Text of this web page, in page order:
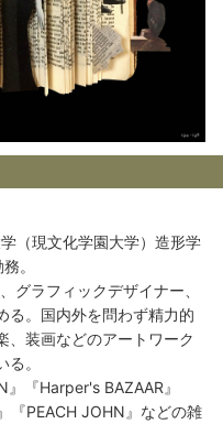
（現文化学園大学）造形学
。
グラフィックデザイナー、
る。国内外を問わず精力的
、装画などのアートワーク
。
『Harper's BAZAAR』
『PEACH JOHN』などの雑